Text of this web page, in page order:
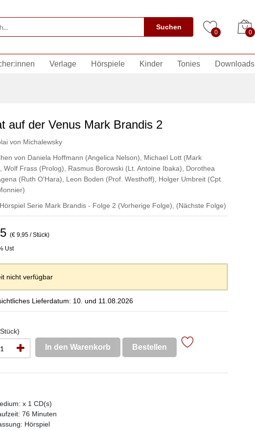
Suchen
0 0
Verlage Hörspiele Kinder Tonies Downloads
auf der Venus Mark Brandis 2
von Michalewsky
von Daniela Hoffmann (Angelica Nelson)
Michael Lott (Mark
Wolf Frass (Prolog) Rasmus Borowski (Lt. Antoine Ibaka)
Dorothea
(Ruth O'Hara)
Leon Boden (Prof. Westhoff)
Holger Umbreit (Cpt.
Serie Mark Brandis - Folge 2 (Vorherige Folge) (Nächste Folge)
(€ 9,95 / Stück)
Ust
nicht verfügbar
Lieferdatum: 10. und 11.08.2026
In den Warenkorb Bestellen
x 1 CD(s)
76 Minuten
Hörspiel